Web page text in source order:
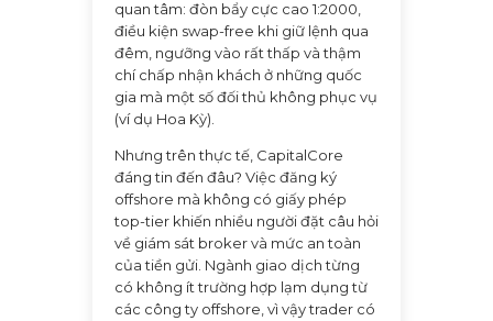
quan tâm: đòn bẩy cực cao 1:2000,
điều kiện swap-free khi giữ lệnh qua
đêm, ngưỡng vào rất thấp và thậm
chí chấp nhận khách ở những quốc
gia mà một số đối thủ không phục vụ
(ví dụ Hoa Kỳ).
Nhưng trên thực tế, CapitalCore
đáng tin đến đâu? Việc đăng ký
offshore mà không có giấy phép
top-tier khiến nhiều người đặt câu hỏi
về giám sát broker và mức an toàn
của tiền gửi. Ngành giao dịch từng
có không ít trường hợp lạm dụng từ
các công ty offshore, vì vậy trader có